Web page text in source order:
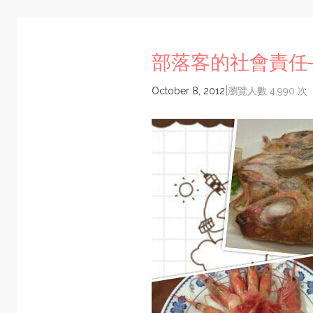
部落客的社會責
October 8, 2012 瀏覽人數 4,990 次